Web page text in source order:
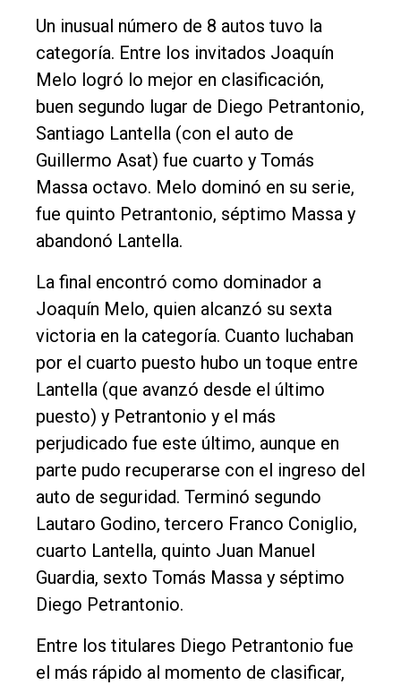
Un inusual número de 8 autos tuvo la
categoría. Entre los invitados Joaquín
Melo logró lo mejor en clasificación,
buen segundo lugar de Diego Petrantonio,
Santiago Lantella (con el auto de
Guillermo Asat) fue cuarto y Tomás
Massa octavo. Melo dominó en su serie,
fue quinto Petrantonio, séptimo Massa y
abandonó Lantella.
La final encontró como dominador a
Joaquín Melo, quien alcanzó su sexta
victoria en la categoría. Cuanto luchaban
por el cuarto puesto hubo un toque entre
Lantella (que avanzó desde el último
puesto) y Petrantonio y el más
perjudicado fue este último, aunque en
parte pudo recuperarse con el ingreso del
auto de seguridad. Terminó segundo
Lautaro Godino, tercero Franco Coniglio,
cuarto Lantella, quinto Juan Manuel
Guardia, sexto Tomás Massa y séptimo
Diego Petrantonio.
Entre los titulares Diego Petrantonio fue
el más rápido al momento de clasificar,